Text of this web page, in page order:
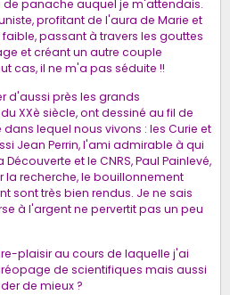
panache auquel je m'attendais.
profitant de l'aura de Marie et
passant à travers les gouttes
et créant un autre couple
cas, il ne m'a pas séduite !!
d'aussi près les grands
XXè siècle, ont dessiné au fil de
lequel nous vivons : les Curie et
Jean Perrin, l'ami admirable à qui
et le CNRS, Paul Painlevé,
la recherche, le bouillonnement
sont très bien rendus. Je ne sais
à l'argent ne pervertit pas un peu
plaisir au cours de laquelle j'ai
de scientifiques mais aussi
de mieux ?